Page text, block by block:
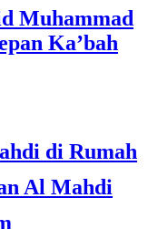
Muhammad
Ka’bah
di Rumah